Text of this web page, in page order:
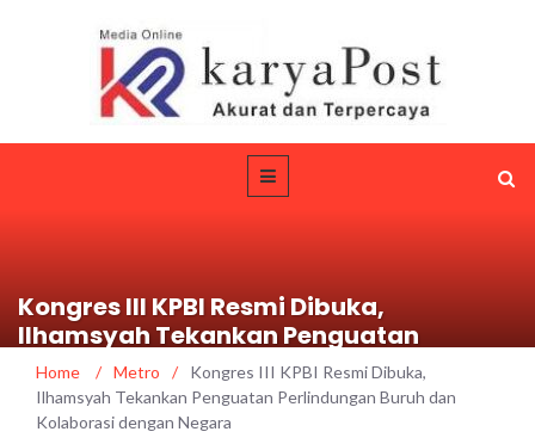
Kongres III KPBI Resmi Dibuka,
Ilhamsyah Tekankan Penguatan
Perlindungan Buruh dan Kolaborasi
dengan Negara
Home / Metro /
Kongres III KPBI Resmi Dibuka,
Ilhamsyah Tekankan Penguatan Perlindungan Buruh dan
Kolaborasi dengan Negara